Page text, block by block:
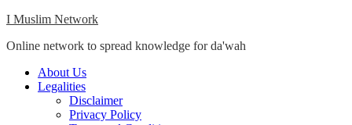
Skip
content
I Muslim Network
Online network to spread knowledge for da'wah
Close
Menu
About Us
Legalities
Disclaimer
Privacy Policy